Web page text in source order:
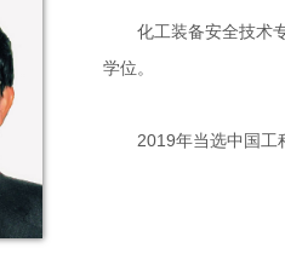
化工装备安全技术专
学位。
2019年当选中国工